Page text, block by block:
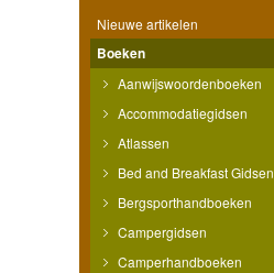
Nieuwe artikelen
Boeken
Aanwijswoordenboeken
Accommodatiegidsen
Atlassen
Bed and Breakfast Gidsen
Bergsporthandboeken
Campergidsen
Camperhandboeken